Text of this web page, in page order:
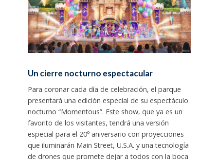
Un cierre nocturno espectacular
Para coronar cada día de celebración, el parque
presentará una edición especial de su espectáculo
nocturno “Momentous”. Este show, que ya es un
favorito de los visitantes, tendrá una versión
especial para el 20º aniversario con proyecciones
que iluminarán Main Street, U.S.A. y una tecnología
de drones que promete dejar a todos con la boca